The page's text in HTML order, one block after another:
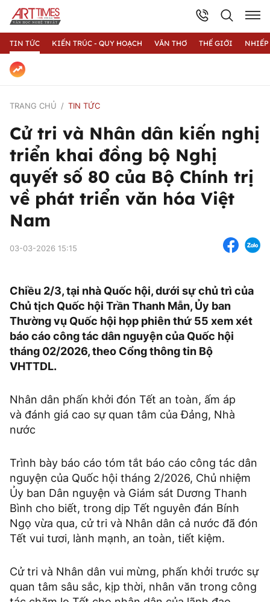
TIN TỨC KIẾN TRÚC - QUY HOẠCH VĂN THƠ THẾ GIỚI
TRANG CHỦ TIN TỨC
Cử tri và Nhân dân kiến nghị
triển khai đồng bộ Nghị
quyết số 80 của Bộ Chính trị
về phát triển văn hóa Việt
Nam
03-03-2026 15:15
Chiều 2/3, tại nhà Quốc hội, dưới sự chủ trì của
Chủ tịch Quốc hội Trần Thanh Mẫn, Ủy ban
Thường vụ Quốc hội họp phiên thứ 55 xem xét
báo cáo công tác dân nguyện của Quốc hội
tháng 02/2026, theo Cổng thông tin Bộ
VHTTDL.
Nhân dân phấn khởi đón Tết an toàn, ấm áp
và đánh giá cao sự quan tâm của Đảng, Nhà
nước
Trình bày báo cáo tóm tắt báo cáo công tác dân
nguyện của Quốc hội tháng 2/2026, Chủ nhiệm
Ủy ban Dân nguyện và Giám sát Dương Thanh
Bình cho biết, trong dịp Tết nguyên đán Bính
Ngọ vừa qua, cử tri và Nhân dân cả nước đã đón
Tết vui tươi, lành mạnh, an toàn, tiết kiệm.
Cử tri và Nhân dân vui mừng, phấn khởi trước sự
quan tâm sâu sắc, kịp thời, nhân văn trong công